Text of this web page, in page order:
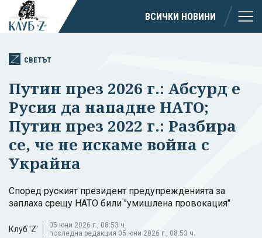
ВСИЧКИ НОВИНИ
СВЕТЪТ
Путин през 2026 г.: Абсурд е
Русия да нападне НАТО;
Путин през 2022 г.: Разбира
се, че не искаме война с
Украйна
Според руският президент предупрежденията за
заплаха срещу НАТО били "умишлена провокация"
Клуб 'Z'
05 юни 2026 г., 08:53 ч.
последна редакция 05 юни 2026 г., 08:53 ч.